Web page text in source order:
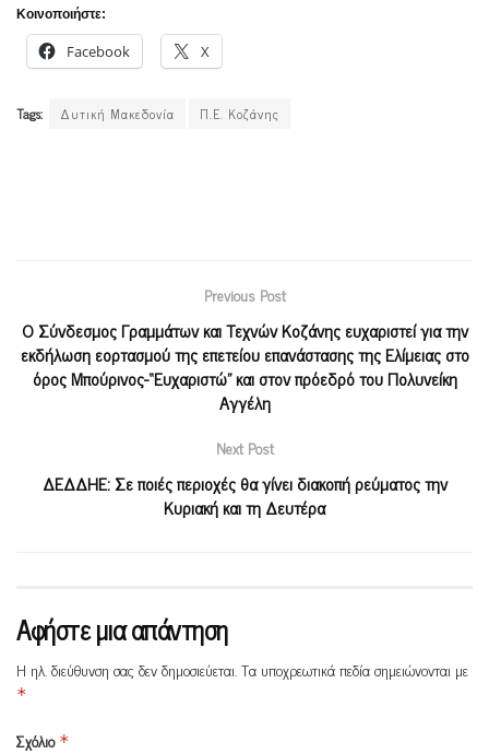
Κοινοποιήστε:
Facebook X
Tags: Δυτική Μακεδονία Π.Ε. Κοζάνης
Previous Post
Ο Σύνδεσμος Γραμμάτων και Τεχνών Κοζάνης ευχαριστεί για την
εκδήλωση εορτασμού της επετείου επανάστασης της Ελίμειας στο
όρος Μπούρινος-“Ευχαριστώ” και στον πρόεδρό του Πολυνείκη
Αγγέλη
Next Post
ΔΕΔΔΗΕ: Σε ποιές περιοχές θα γίνει διακοπή ρεύματος την
Κυριακή και τη Δευτέρα
Αφήστε μια απάντηση
Η ηλ. διεύθυνση σας δεν δημοσιεύεται.Τα υποχρεωτικά πεδία σημειώνονται με
*
Σχόλιο *